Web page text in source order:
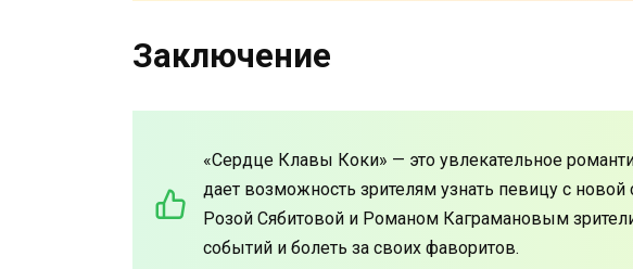
Заключение
«Сердце Клавы Коки» — это увлекательное
дает возможность зрителям узнать певицу с
Розой Сябитовой и Романом Каграмановым
событий и болеть за своих фаворитов.